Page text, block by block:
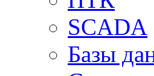
SCADA
Базы